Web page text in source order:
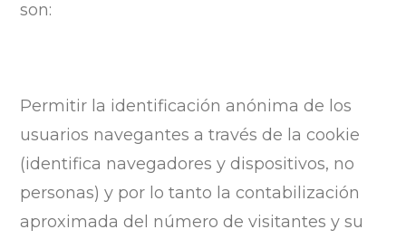
son:
Permitir la identificación anónima de los
usuarios navegantes a través de la cookie
(identifica navegadores y dispositivos, no
personas) y por lo tanto la contabilización
aproximada del número de visitantes y su